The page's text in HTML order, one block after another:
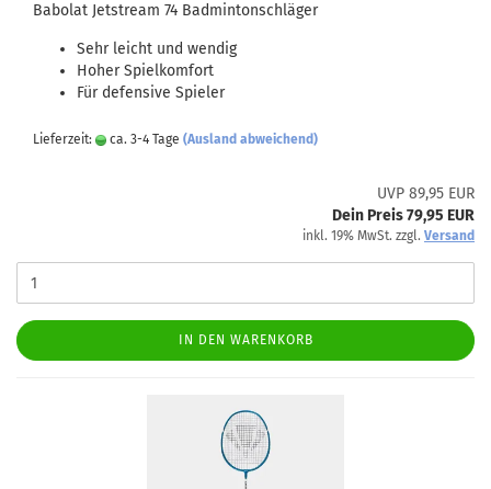
Babolat Jetstream 74 Badmintonschläger
Sehr leicht und wendig
Hoher Spielkomfort
Für defensive Spieler
Lieferzeit: ca. 3-4 Tage (Ausland abweichend)
UVP 89,95 EUR
Dein Preis 79,95 EUR
inkl. 19% MwSt. zzgl. Versand
IN DEN WARENKORB